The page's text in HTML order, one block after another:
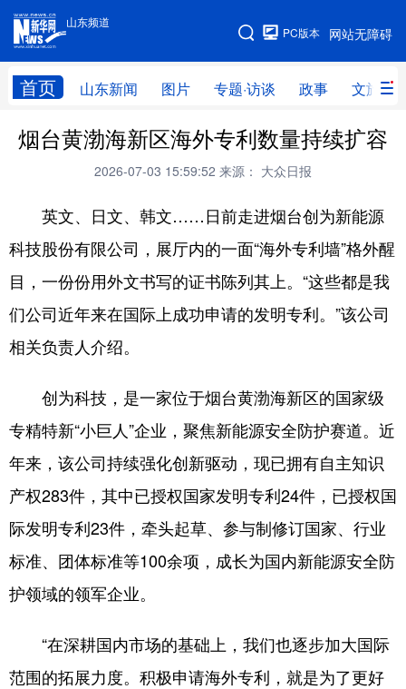
山东频道
网站无障碍
PC版本
首页 山东新闻 图片 专题·访谈 政事 文旅
手机版
网站地图
学习进行时 高层 时政 人事
财经 网评
台湾 思客智库 全球连线 教育
科技 科普 体育 文化
健康 军事 访谈 视频
图片 中央文件 金融 汽车
溯源中国 城市 旅游 能源
会展 彩票 娱乐 时尚
亚太网 上市公司 投教基地
地方频道
政事 文旅 社会民生 山东产经
烟台黄渤海新区海外专利数量持续扩容
2026-07-03 15:59:52 来源： 大众日报
英文、日文、韩文……日前走进烟台创为新能源
科技股份有限公司，展厅内的一面“海外专利墙”格外醒
目，一份份用外文书写的证书陈列其上。“这些都是我
们公司近年来在国际上成功申请的发明专利。”该公司
相关负责人介绍。
创为科技，是一家位于烟台黄渤海新区的国家级
专精特新“小巨人”企业，聚焦新能源安全防护赛道。近
年来，该公司持续强化创新驱动，现已拥有自主知识
产权283件，其中已授权国家发明专利24件，已授权国
际发明专利23件，牵头起草、参与制修订国家、行业
标准、团体标准等100余项，成长为国内新能源安全防
护领域的领军企业。
“在深耕国内市场的基础上，我们也逐步加大国际
范围的拓展力度。积极申请海外专利，就是为了更好